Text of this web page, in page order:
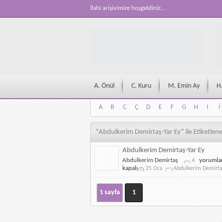
İlahi arişivimize hoşgeldiniz...
A. Önül C. Kuru M. Emin Ay
A B C Ç D E F G H I İ
A
B C Ç D E F G H I İ
"Abdulkerim Demirtaş-Yar Ey" ile
Abdulkerim Demirtaş-Yar Ey
Abdulkerim Demirtaş 4
Demirtaş-
Yar
kapalı
25 Oca Abdulkerim
1 sayfa 1